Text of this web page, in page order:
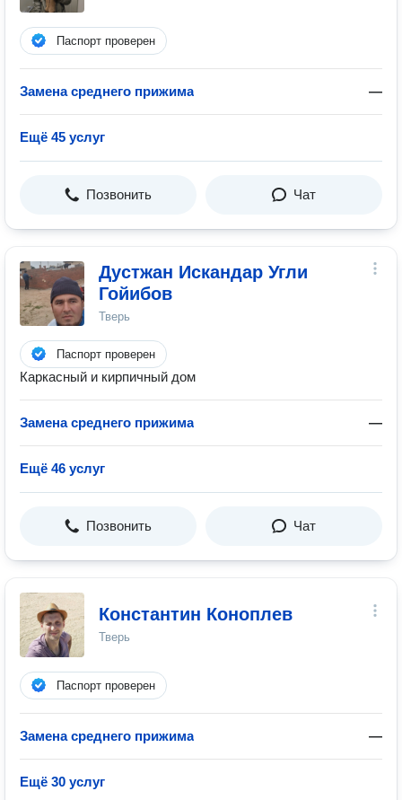
Паспорт проверен
Замена среднего прижима —
Ещё 45 услуг
Позвонить Чат
Дустжан Искандар Угли
Гойибов
Тверь
Паспорт проверен
Каркасный и кирпичный дом
Замена среднего прижима —
Ещё 46 услуг
Позвонить Чат
Константин Коноплев
Тверь
Паспорт проверен
Замена среднего прижима —
Ещё 30 услуг